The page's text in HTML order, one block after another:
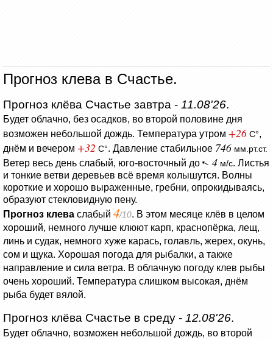
Прогноз клева в Счастье.
Прогноз клёва Счастье завтра - 11.08'26.
Будет облачно, без осадков, во второй половине дня
возможен небольшой дождь. Температура утром +26 C°,
днём и вечером +32 C°. Давление стабильное 746 мм.рт.ст.
Ветер весь день слабый, юго-восточный до 4 м/с. Листья
и тонкие ветви деревьев всё время колышутся. Волны
короткие и хорошо выраженные, гребни, опрокидываясь,
образуют стекловидную пену.
Прогноз клева слабый 4/10. В этом месяце клёв в целом
хороший, немного лучше клюют карп, краснопёрка, лещ,
линь и судак, немного хуже карась, голавль, жерех, окунь,
сом и щука. Хорошая погода для рыбалки, а также
направление и сила ветра. В облачную погоду клев рыбы
очень хороший. Температура слишком высокая, днём
рыба будет вялой.
Прогноз клёва Счастье в среду - 12.08'26.
Будет облачно, возможен небольшой дождь, во второй